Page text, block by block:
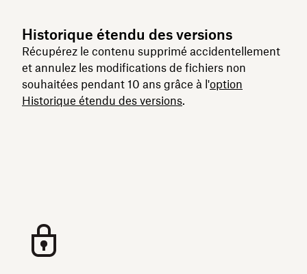
Historique étendu des versions
Récupérez le contenu supprimé accidentellement
et annulez les modifications de fichiers non
souhaitées pendant 10 ans grâce à l'option
Historique étendu des versions.